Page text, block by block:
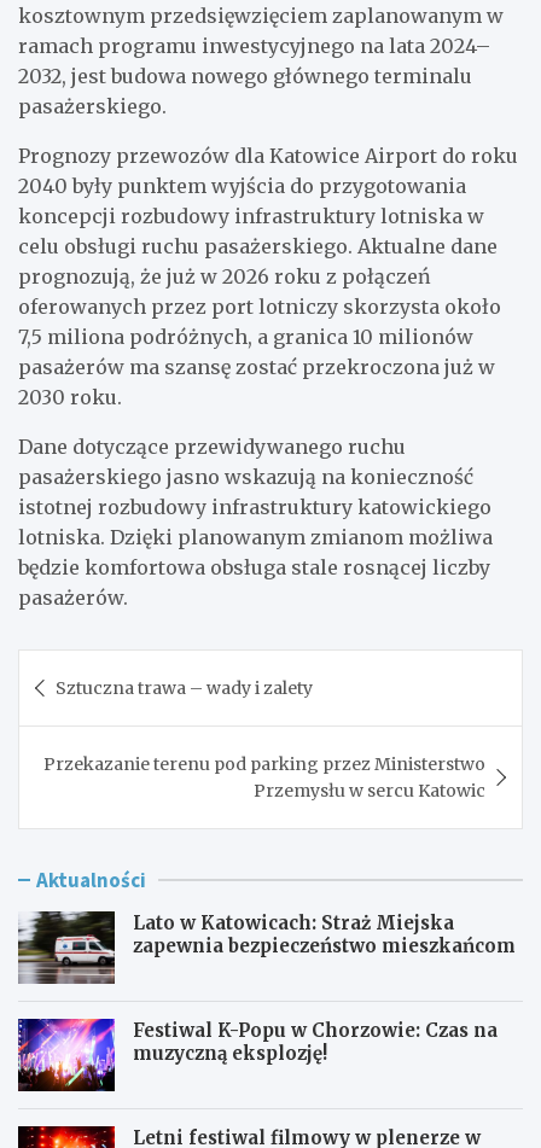
kosztownym przedsięwzięciem zaplanowanym w
ramach programu inwestycyjnego na lata 2024–
2032, jest budowa nowego głównego terminalu
pasażerskiego.
Prognozy przewozów dla Katowice Airport do roku
2040 były punktem wyjścia do przygotowania
koncepcji rozbudowy infrastruktury lotniska w
celu obsługi ruchu pasażerskiego. Aktualne dane
prognozują, że już w 2026 roku z połączeń
oferowanych przez port lotniczy skorzysta około
7,5 miliona podróżnych, a granica 10 milionów
pasażerów ma szansę zostać przekroczona już w
2030 roku.
Dane dotyczące przewidywanego ruchu
pasażerskiego jasno wskazują na konieczność
istotnej rozbudowy infrastruktury katowickiego
lotniska. Dzięki planowanym zmianom możliwa
będzie komfortowa obsługa stale rosnącej liczby
pasażerów.
wpisu
Sztuczna trawa – wady i zalety
Przekazanie terenu pod parking przez Ministerstwo
Przemysłu w sercu Katowic
Aktualności
Lato w Katowicach: Straż Miejska
zapewnia bezpieczeństwo mieszkańcom
Festiwal K-Popu w Chorzowie: Czas na
muzyczną eksplozję!
Letni festiwal filmowy w plenerze w